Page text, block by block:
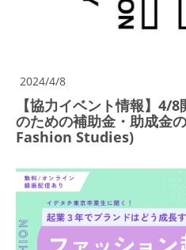
2024/4/8
【協力イベント情報】4/
のための補助金・助成金
Fashion Studies)